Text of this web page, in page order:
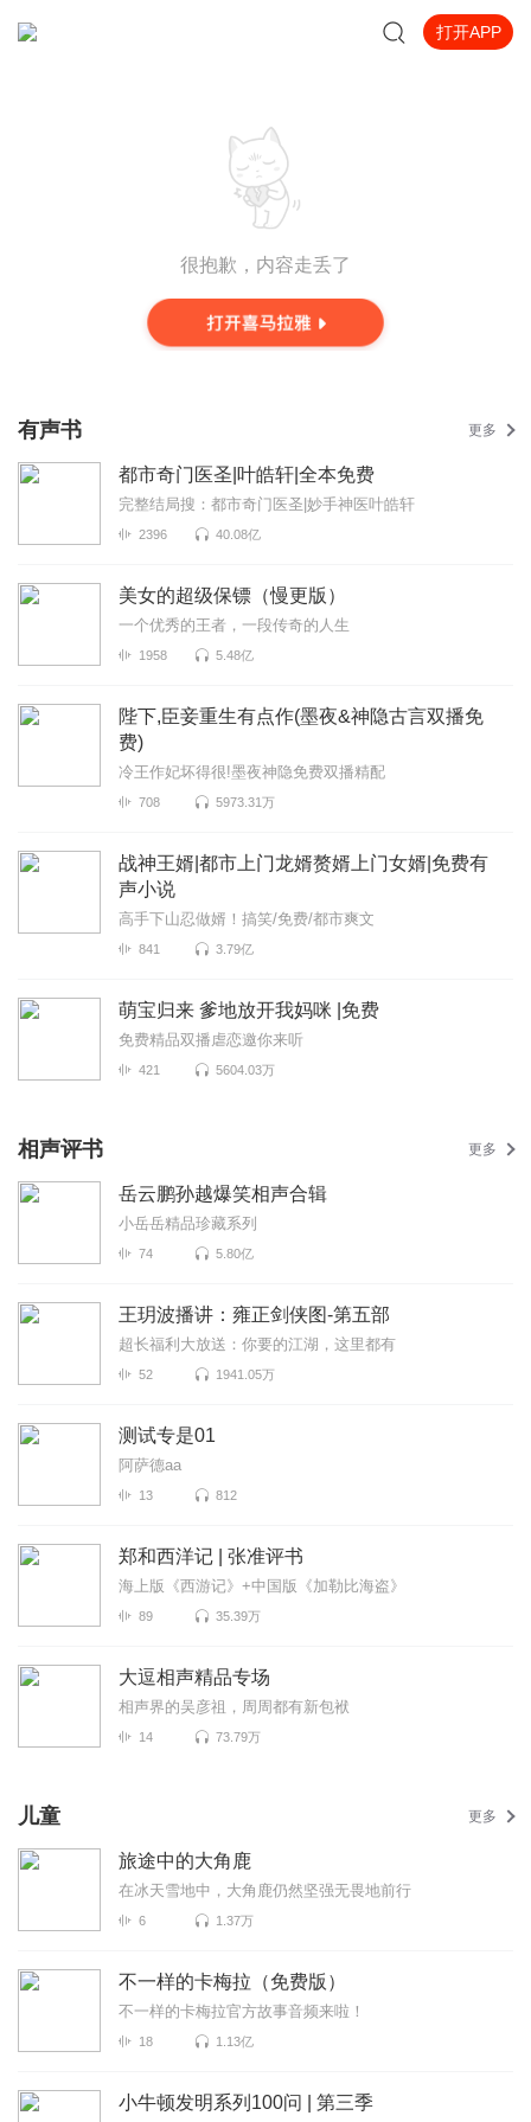
打开APP
很抱歉，内容走丢了
有声书 更多
都市奇门医圣|叶皓轩|全本免费
完整结局搜：都市奇门医圣|妙手神医叶皓轩
2396 40.08亿
美女的超级保镖（慢更版）
一个优秀的王者，一段传奇的人生
1958 5.48亿
陛下,臣妾重生有点作(墨夜&神隐古言双播免
费)
冷王作妃坏得很!墨夜神隐免费双播精配
708 5973.31万
战神王婿|都市上门龙婿赘婿上门女婿|免费有
声小说
高手下山忍做婿！搞笑/免费/都市爽文
841 3.79亿
萌宝归来 爹地放开我妈咪 |免费
免费精品双播虐恋邀你来听
421 5604.03万
相声评书 更多
岳云鹏孙越爆笑相声合辑
小岳岳精品珍藏系列
74 5.80亿
王玥波播讲：雍正剑侠图-第五部
超长福利大放送：你要的江湖，这里都有
52 1941.05万
测试专是01
阿萨德aa
13 812
郑和西洋记 | 张准评书
海上版《西游记》+中国版《加勒比海盗》
89 35.39万
大逗相声精品专场
相声界的吴彦祖，周周都有新包袱
14 73.79万
儿童 更多
旅途中的大角鹿
在冰天雪地中，大角鹿仍然坚强无畏地前行
6 1.37万
不一样的卡梅拉（免费版）
不一样的卡梅拉官方故事音频来啦！
18 1.13亿
小牛顿发明系列100问 | 第三季